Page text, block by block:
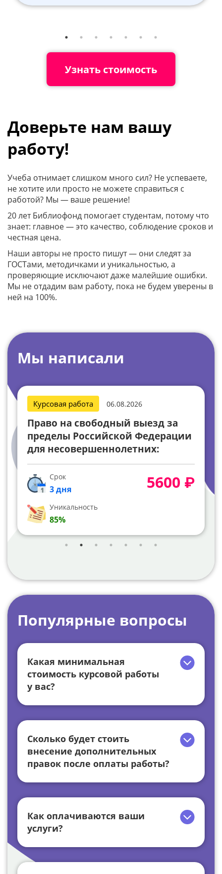
Узнать стоимость
Доверьте нам вашу
работу!
Учеба отнимает слишком много сил? Не успеваете,
не хотите или просто не можете справиться с
работой? Мы — ваше решение!
20 лет Библиофонд помогает студентам, потому что
знает: главное — это качество, соблюдение сроков и
честная цена.
Наши авторы не просто пишут — они следят за
ГОСТами, методичками и уникальностью, а
проверяющие исключают даже малейшие ошибки.
Мы не отдадим вам работу, пока не будем уверены в
ней на 100%.
Мы написали
Курсовая работа 06.08.2026
Право на свободный выезд за
пределы Российской Федерации
для несовершеннолетних:
конституционные гарантии
(анализ Постановления
Конституционного Суда РФ от 25
Срок
3 дня
Уникальность
85%
5600 ₽
Популярные вопросы
Какая минимальная
стоимость курсовой работы
у вас?
Сколько будет стоить
внесение дополнительных
правок после оплаты работы?
Как оплачиваются ваши
услуги?